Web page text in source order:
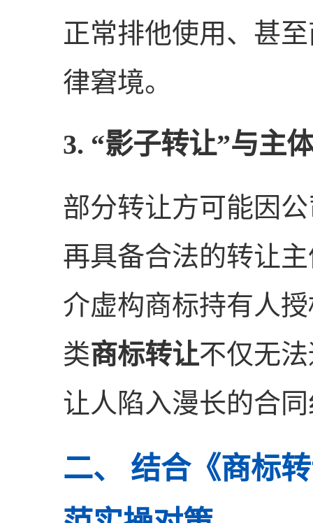
正常排他使用、甚
律窘境。
3. “影子转让”与主
部分转让方可能因
再具备合法的转让
介虚构商标持有人
类商标转让不仅无
让人陷入漫长的合
二、 结合《商标